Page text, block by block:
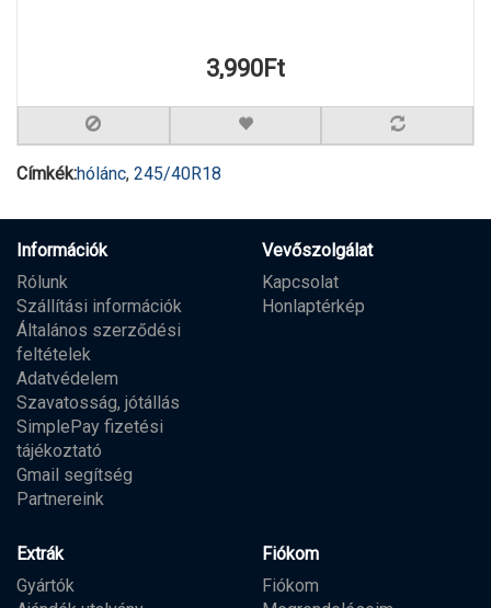
3,990Ft
Címkék:hólánc, 245/40R18
Információk
Rólunk
Szállítási információk
Általános szerződési
feltételek
Adatvédelem
Szavatosság, jótállás
SimplePay fizetési
tájékoztató
Gmail segítség
Partnereink
Vevőszolgálat
Kapcsolat
Honlaptérkép
Extrák
Gyártók
Fiókom
Fiókom